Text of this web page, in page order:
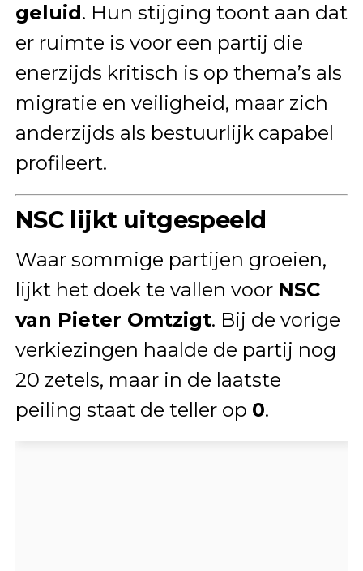
geluid. Hun stijging toont aan dat
er ruimte is voor een partij die
enerzijds kritisch is op thema’s als
migratie en veiligheid, maar zich
anderzijds als bestuurlijk capabel
profileert.
NSC lijkt uitgespeeld
Waar sommige partijen groeien,
lijkt het doek te vallen voor NSC
van Pieter Omtzigt. Bij de vorige
verkiezingen haalde de partij nog
20 zetels, maar in de laatste
peiling staat de teller op 0.